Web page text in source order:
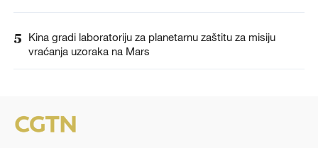
5
Kina gradi laboratoriju za planetarnu zaštitu za misiju
vraćanja uzoraka na Mars